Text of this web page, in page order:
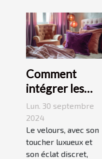
Comment
intégrer les
accessoires en
velours dans
votre quotidien
Lun. 30 septembre
2024
Le velours, avec son
toucher luxueux et
son éclat discret,